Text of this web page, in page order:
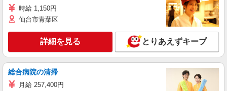
時給 1,150円
仙台市青葉区
詳細を見る とりあえずキープ
総合病院の清掃
月給 257,400円